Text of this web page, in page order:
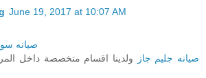
June 19, 2017 at 10:07 AM
صيانه
صيانه جليم جاز
ولدينا اقسام متخصصة داخل